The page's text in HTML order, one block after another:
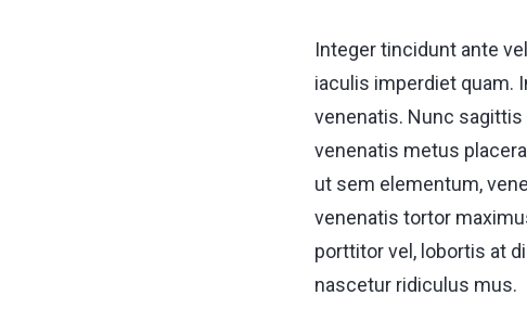
Integer tincidunt ante
iaculis imperdiet quam.
venenatis. Nunc
venenatis metus
ut sem elementum,
venenatis tortor
porttitor vel, lobortis at
nascetur ridiculus mus.